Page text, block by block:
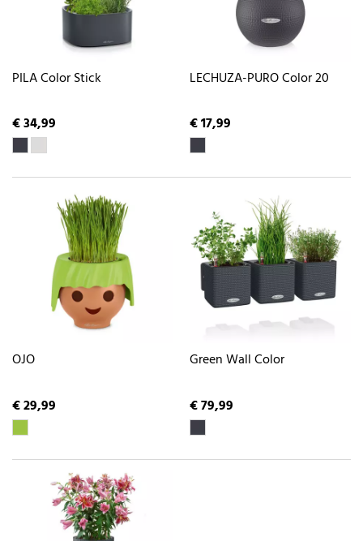
PILA Color Stick
€ 34,99
LECHUZA-PURO Color 20
€ 17,99
OJO
€ 29,99
Green Wall Color
€ 79,99